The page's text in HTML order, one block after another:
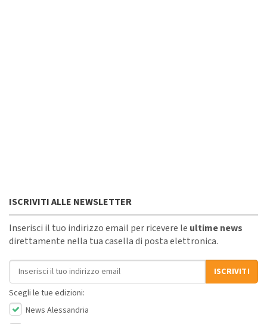
ISCRIVITI ALLE NEWSLETTER
Inserisci il tuo indirizzo email per ricevere le ultime news
direttamente nella tua casella di posta elettronica.
Indirizzo email
ISCRIVITI
Scegli le tue edizioni:
News Alessandria